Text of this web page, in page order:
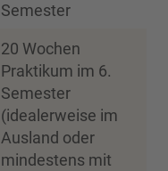
Semester
20 Wochen
Praktikum im 6.
Semester
(idealerweise im
Ausland oder
mindestens mit